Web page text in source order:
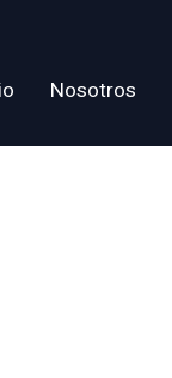
Nosotros